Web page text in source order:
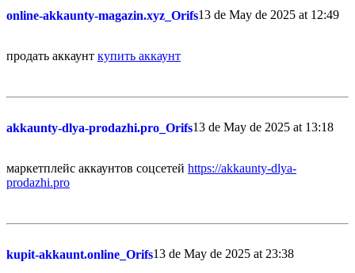
online-akkaunty-magazin.xyz_Orifs13 de May de 2025 at 12:49
продать аккаунт купить аккаунт
akkaunty-dlya-prodazhi.pro_Orifs13 de May de 2025 at 13:18
маркетплейс аккаунтов соцсетей https://akkaunty-dlya-
prodazhi.pro
kupit-akkaunt.online_Orifs13 de May de 2025 at 23:38